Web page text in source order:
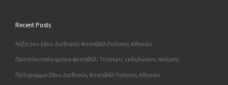
Recent Posts
Λήξη του 10ου Διεθνούς Φεστιβάλ Ποίησης Αθηνών
Προτελευταία ημέρα φεστιβάλ: Τέσσερις εκδηλώσεις ποίησης
Πρόγραμμα 10ου Διεθνούς Φεστιβάλ Ποίησης Αθηνών